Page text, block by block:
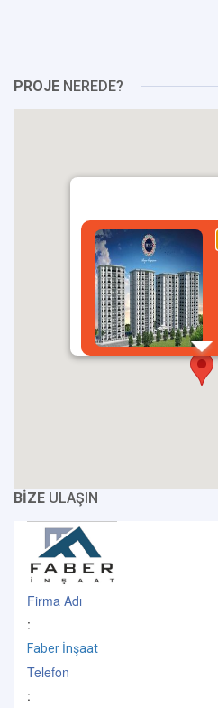
PROJE NEREDE?
BİZE ULAŞIN
Firma Adı
:
Faber İnşaat
Telefon
: